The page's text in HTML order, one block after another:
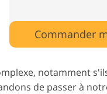
Commander
notamment
de passer à